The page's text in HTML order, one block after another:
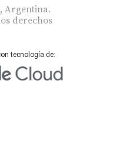
Argentina.
derechos
tecnología de: